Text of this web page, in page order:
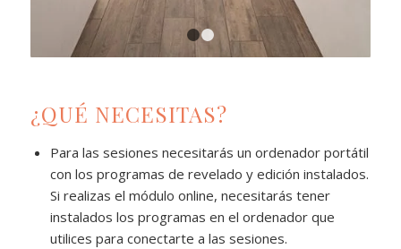
2
¿QUÉ NECESITAS?
Para las sesiones necesitarás un ordenador portátil
con los programas de revelado y edición instalados.
Si realizas el módulo online, necesitarás tener
instalados los programas en el ordenador que
utilices para conectarte a las sesiones.